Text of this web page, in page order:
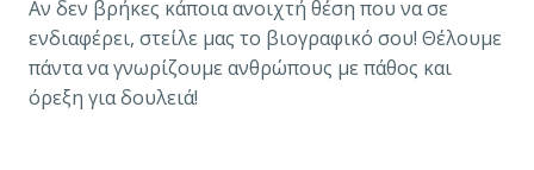
Αν δεν βρήκες κάποια ανοιχτή θέση που να σε
ενδιαφέρει, στείλε μας το βιογραφικό σου! Θέλουμε
πάντα να γνωρίζουμε ανθρώπους με πάθος και
όρεξη για δουλειά!